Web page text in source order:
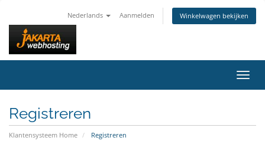
Nederlands Aanmelden Winkelwagen bekijken
Registreren
Klantensysteem Home Registreren